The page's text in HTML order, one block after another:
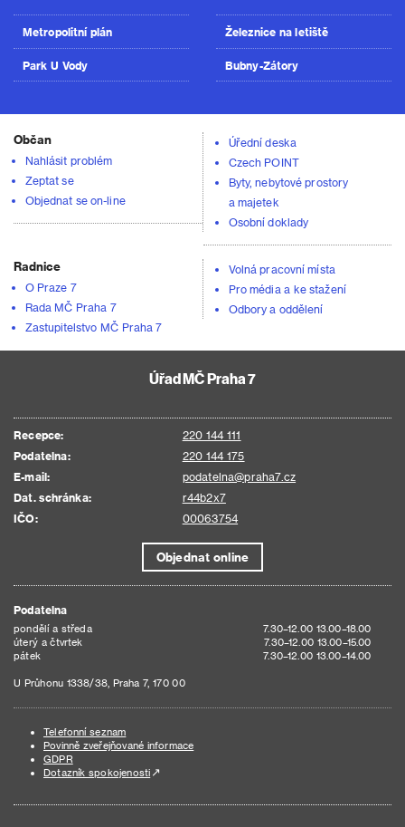
Metropolitní plán
Park U Vody
Železnice na letiště
Bubny-Zátory
Občan
Nahlásit problém
Zeptat se
Objednat se on-line
Úřední deska
Czech POINT
Byty, nebytové prostory
a majetek
Osobní doklady
Radnice
O Praze 7
Rada MČ Praha 7
Zastupitelstvo MČ Praha 7
Volná pracovní místa
Pro média a ke stažení
Odbory a oddělení
Úřad MČ Praha 7
Recepce:
220 144 111
Podatelna:
220 144 175
E-mail:
podatelna@praha7.cz
Dat. schránka:
r44b2x7
IČO:
00063754
Objednat online
Podatelna
pondělí a středa
7.30–12.00 13.00–18.00
úterý a čtvrtek
7.30–12.00 13.00–15.00
pátek
7.30–12.00 13.00–14.00
U Průhonu 1338/38, Praha 7, 170 00
Telefonní seznam
Povinně zveřejňované informace
GDPR
Dotazník spokojenosti